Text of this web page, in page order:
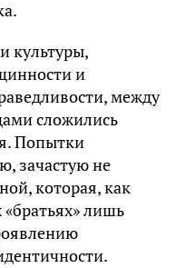
культуры,
и
между
сложились
Попытки
зачастую не
которая, как
лишь